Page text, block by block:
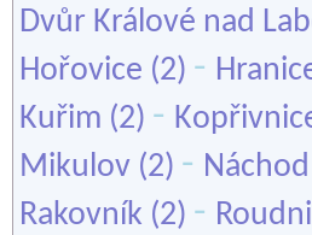
Dvůr Králové nad
Hořovice (2) -
Kuřim (2) -
Mikulov (2) - Náchod
Rakovník (2) -